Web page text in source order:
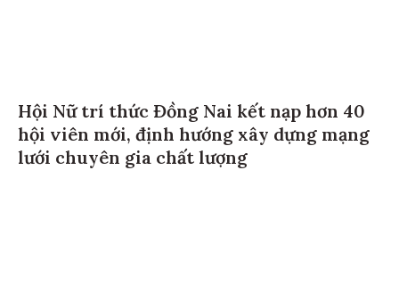
Hội Nữ trí thức Đồng Nai kết nạp hơn 40
hội viên mới, định hướng xây dựng mạng
lưới chuyên gia chất lượng